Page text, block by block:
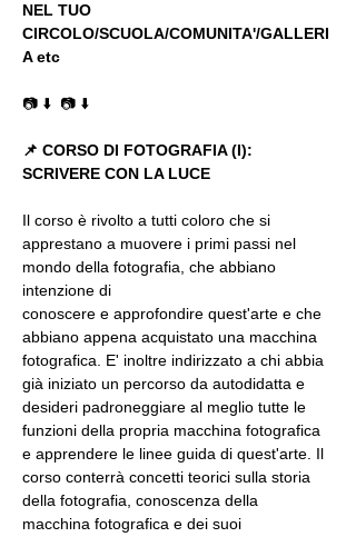
NEL TUO
CIRCOLO/SCUOLA/COMUNITA'/GALLERI
A etc
📷 ⬇️  📷 ⬇️
📌 CORSO DI FOTOGRAFIA (I):
SCRIVERE CON LA LUCE
Il corso è rivolto a tutti coloro che si
apprestano a muovere i primi passi nel
mondo della fotografia, che abbiano
intenzione di
conoscere e approfondire quest'arte e che
abbiano appena acquistato una macchina
fotografica. E' inoltre indirizzato a chi abbia
già iniziato un percorso da autodidatta e
desideri padroneggiare al meglio tutte le
funzioni della propria macchina fotografica
e apprendere le linee guida di quest'arte. Il
corso conterrà concetti teorici sulla storia
della fotografia, conoscenza della
macchina fotografica e dei suoi